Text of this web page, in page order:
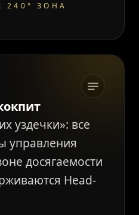
240° ЗОНА
уздечки»: все
управления
досягаемости
Head-